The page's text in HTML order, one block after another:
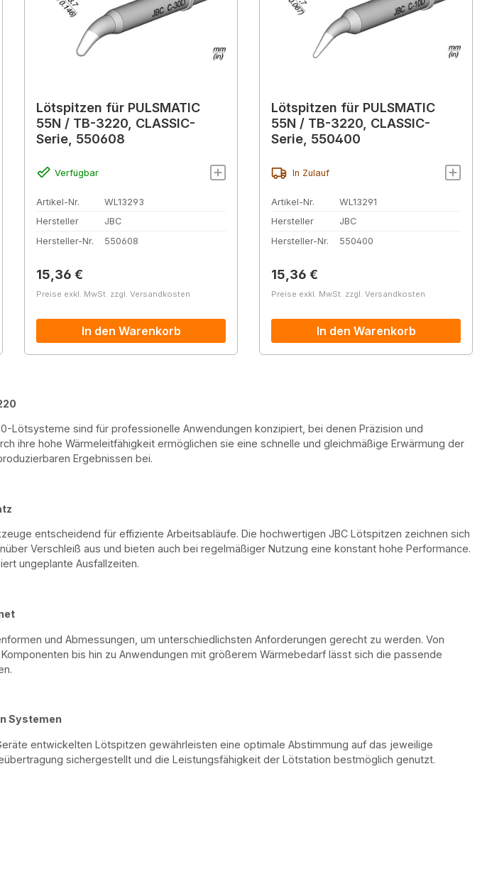
Lötspitzen für PULSMATIC
55N / TB-3220, CLASSIC-
Serie, 550608
Verfügbar
Artikel-Nr.
WL13293
Hersteller
JBC
Hersteller-Nr.
550608
Regulärer Preis:
15,36 €
Preise exkl. MwSt. zzgl. Versandkosten
In den Warenkorb
Lötspitzen für PULSMATIC
55N / TB-3220, CLASSIC-
Serie, 550400
In Zulauf
Artikel-Nr.
WL13291
Hersteller
JBC
Hersteller-Nr.
550400
Regulärer Preis:
15,36 €
Preise exkl. MwSt. zzgl. Versandkosten
In den Warenkorb
Lötsysteme sind für professionelle Anwendungen konzipiert, bei denen Präzision und
ihre hohe Wärmeleitfähigkeit ermöglichen sie eine schnelle und gleichmäßige Erwärmung der
Ergebnissen bei.
entscheidend für effiziente Arbeitsabläufe. Die hochwertigen JBC Lötspitzen zeichnen sich
Verschleiß aus und bieten auch bei regelmäßiger Nutzung eine konstant hohe Performance.
ungeplante Ausfallzeiten.
und Abmessungen, um unterschiedlichsten Anforderungen gerecht zu werden. Von
bis hin zu Anwendungen mit größerem Wärmebedarf lässt sich die passende
Systemen
entwickelten Lötspitzen gewährleisten eine optimale Abstimmung auf das jeweilige
sichergestellt und die Leistungsfähigkeit der Lötstation bestmöglich genutzt.